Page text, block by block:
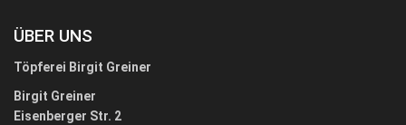
ÜBER UNS
Töpferei Birgit Greiner
Birgit Greiner
Eisenberger Str. 2